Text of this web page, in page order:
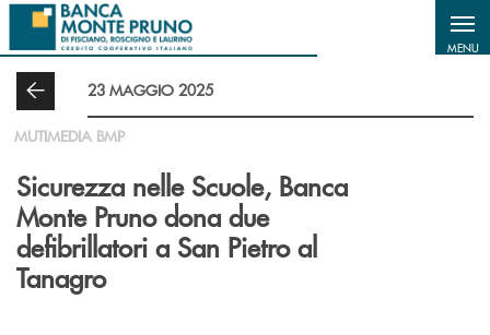
Salta al contenuto principale
MENU
23 MAGGIO 2025
MUTIMEDIA BMP
Sicurezza nelle Scuole, Banca
Monte Pruno dona due
defibrillatori a San Pietro al
Tanagro